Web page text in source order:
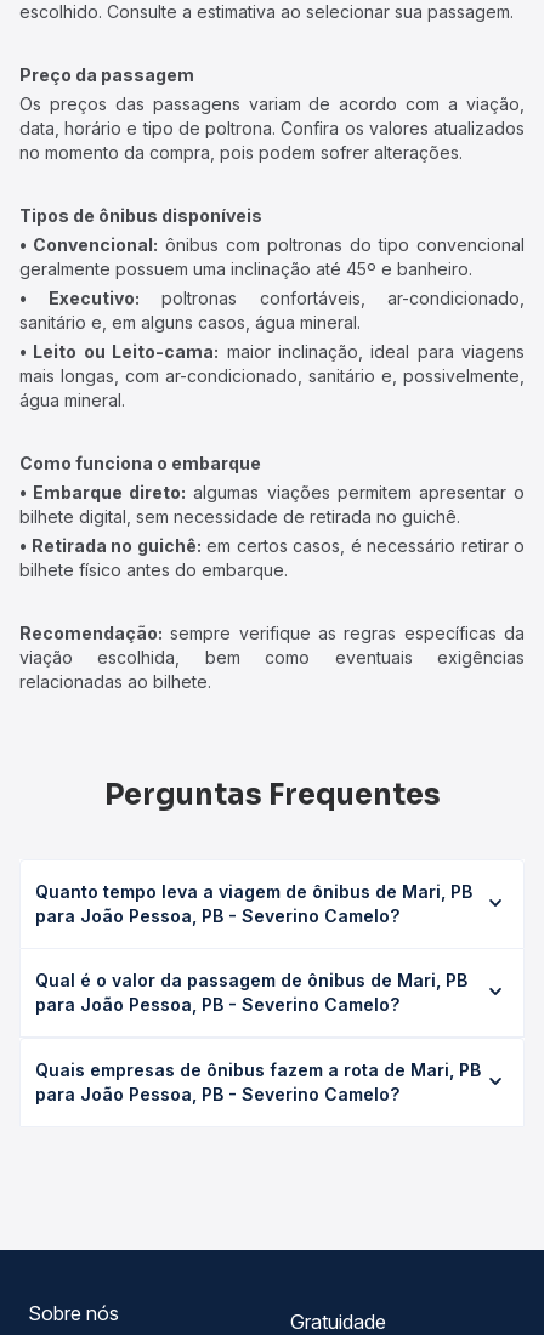
escolhido. Consulte a estimativa ao selecionar sua passagem.
Preço da passagem
Os preços das passagens variam de acordo com a viação,
data, horário e tipo de poltrona. Confira os valores atualizados
no momento da compra, pois podem sofrer alterações.
Tipos de ônibus disponíveis
• Convencional: ônibus com poltronas do tipo convencional
geralmente possuem uma inclinação até 45º e banheiro.
• Executivo: poltronas confortáveis, ar-condicionado,
sanitário e, em alguns casos, água mineral.
• Leito ou Leito-cama: maior inclinação, ideal para viagens
mais longas, com ar-condicionado, sanitário e, possivelmente,
água mineral.
Como funciona o embarque
• Embarque direto: algumas viações permitem apresentar o
bilhete digital, sem necessidade de retirada no guichê.
• Retirada no guichê: em certos casos, é necessário retirar o
bilhete físico antes do embarque.
Recomendação: sempre verifique as regras específicas da
viação escolhida, bem como eventuais exigências
relacionadas ao bilhete.
Perguntas Frequentes
Quanto tempo leva a viagem de ônibus de Mari, PB
para João Pessoa, PB - Severino Camelo?
Severino Camelo leva em média 2h 24min, podendo variar
conforme a viação, o tipo de serviço (convencional,
duração exata de cada opção na data desejada.
Qual é o valor da passagem de ônibus de Mari, PB
para João Pessoa, PB - Severino Camelo?
Pessoa, PB - Severino Camelo custa em média R$ 23,27 e
varia conforme a data da viagem, a empresa, o tipo de
Quais empresas de ônibus fazem a rota de Mari, PB
para João Pessoa, PB - Severino Camelo?
Sobre nós
Gratuidade